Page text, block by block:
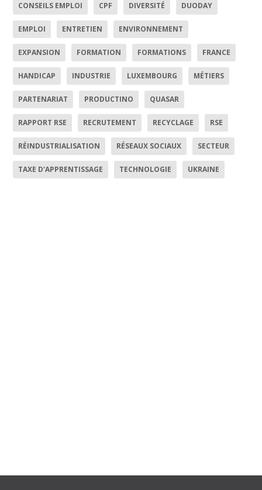
CONSEILS EMPLOI CPF DIVERSITÉ DUODAY
EMPLOI ENTRETIEN ENVIRONNEMENT
EXPANSION FORMATION FORMATIONS FRANCE
HANDICAP INDUSTRIE LUXEMBOURG MÉTIERS
PARTENARIAT PRODUCTINO QUASAR
RAPPORT RSE RECRUTEMENT RECYCLAGE RSE
RÉINDUSTRIALISATION RÉSEAUX SOCIAUX SECTEUR
TAXE D'APPRENTISSAGE TECHNOLOGIE UKRAINE